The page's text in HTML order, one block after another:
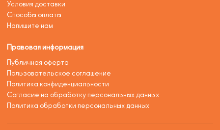
Условия доставки
Способы оплаты
Напишите нам
Правовая информация
Публичная оферта
Пользовательское соглашение
Политика конфиденциальности
Согласие на обработку персональных данных
Политика обработки персональных данных